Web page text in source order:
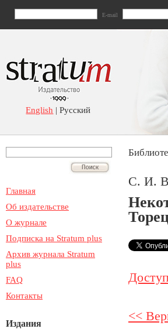
E-mail
English | Русский
Главная
Об издательстве
О журнале
Подписка на Stratum plus
Архив журнала Stratum
plus
FAQ
Контакты
Издания
С. И.
<<